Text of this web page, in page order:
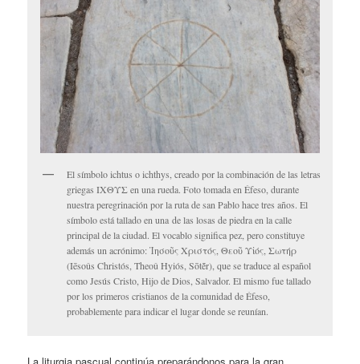
El símbolo ichtus o ichthys, creado por la combinación de las letras
griegas ΙΧΘΥΣ en una rueda. Foto tomada en Éfeso, durante
nuestra peregrinación por la ruta de san Pablo hace tres años. El
símbolo está tallado en una de las losas de piedra en la calle
principal de la ciudad. El vocablo significa pez, pero constituye
además un acrónimo: Ἰησοῦς Χριστός, Θεοῦ Υἱός, Σωτήρ
(Iēsoûs Christós, Theoû Hyiós, Sōtḗr), que se traduce al español
como Jesús Cristo, Hijo de Dios, Salvador. El mismo fue tallado
por los primeros cristianos de la comunidad de Éfeso,
probablemente para indicar el lugar donde se reunían.